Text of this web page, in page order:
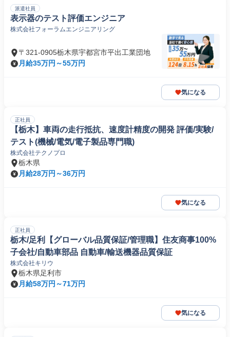
派遣社員
表示器のテスト評価エンジニア
株式会社フォーラムエンジニアリング
〒321-0905栃木県宇都宮市平出工業団地
月給35万円～55万円
気になる
正社員
【栃木】車両の走行抵抗、速度計精度の開発 評価/実験/
テスト(機械/電気/電子製品専門職)
株式会社テクノプロ
栃木県
月給28万円～36万円
気になる
正社員
栃木/足利【グローバル品質保証/管理職】住友商事100%
子会社/自動車部品 自動車/輸送機器品質保証
株式会社キリウ
栃木県足利市
月給58万円～71万円
気になる